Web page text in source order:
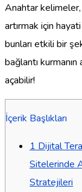
Anahtar
artırmak için
bunları etkili bir
bağlantı kurmanın
açabilir!
İçerik Başlıkları
1 Dijital
Sitelerinde
Stratejileri